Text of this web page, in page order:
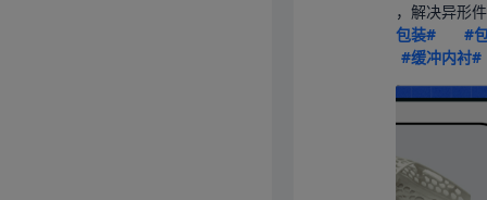
，解决异形
包装#
#
#缓冲内衬#